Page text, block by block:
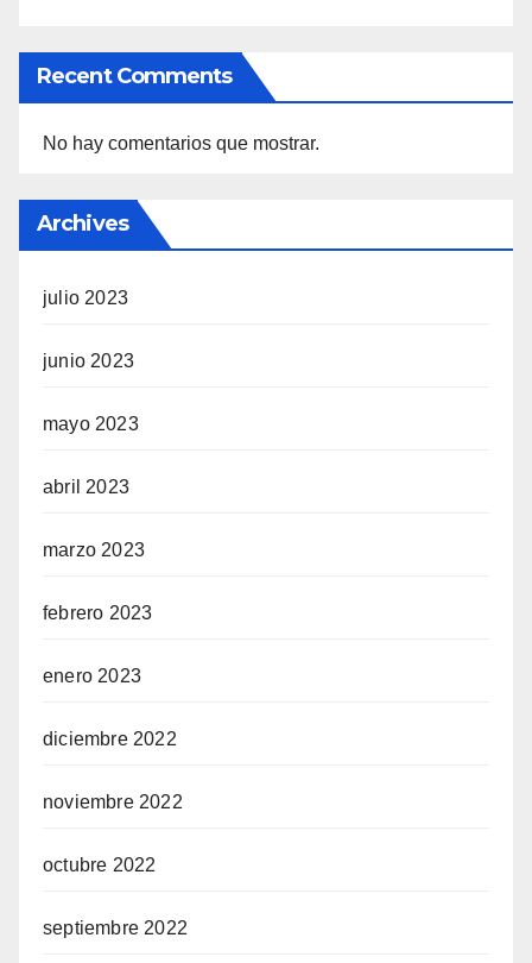
Recent Comments
No hay comentarios que mostrar.
Archives
julio 2023
junio 2023
mayo 2023
abril 2023
marzo 2023
febrero 2023
enero 2023
diciembre 2022
noviembre 2022
octubre 2022
septiembre 2022